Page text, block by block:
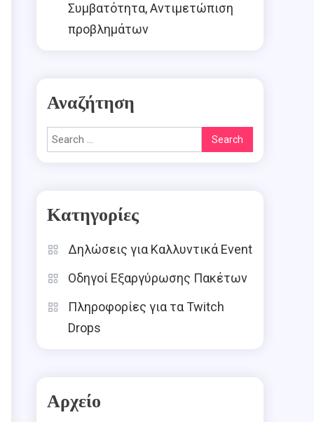
Συμβατότητα, Αντιμετώπιση
προβλημάτων
Αναζήτηση
Search
for:
Κατηγορίες
Δηλώσεις για Καλλυντικά Event
Οδηγοί Εξαργύρωσης Πακέτων
Πληροφορίες για τα Twitch
Drops
Αρχείο